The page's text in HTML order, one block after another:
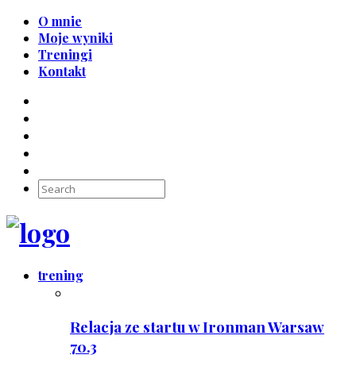
O mnie
Moje wyniki
Treningi
Kontakt
trening
Relacja ze startu w Ironman Warsaw
70.3